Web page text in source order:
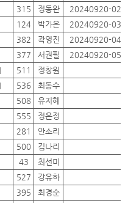
315 정동완 20240920-02
124 박가은 20240920-03
382 곽영진 20240920-04
377 서권필 20240920-05
511 정창원
536 최동수
508 유지혜
555 정은정
281 안소리
500 김나리
43 최선미
527 강유하
395 최경순